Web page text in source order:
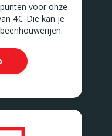
voor onze
4€. Die kan je